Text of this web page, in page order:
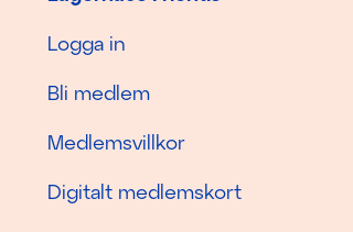
Logga in
Bli medlem
Medlemsvillkor
Digitalt medlemskort